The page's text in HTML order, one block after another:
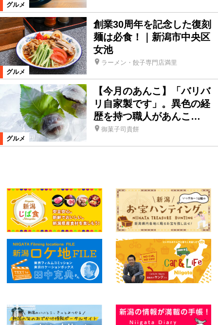
グルメ
グルメ
創業30周年を記念した復刻
麺は必食！｜新潟市中央区
女池
ラーメン・餃子専門店満里
グルメ
【今月のあんこ】「バリバ
リ自家製です」。異色の経
歴を持つ職人があんこ…
御菓子司貴餅